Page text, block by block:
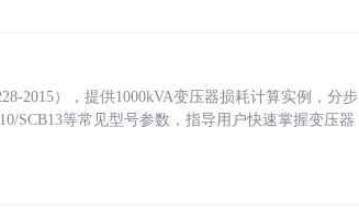
2015），提供1000kVA变压器损耗计算实例，分步
SCB13等常见型号参数，指导用户快速掌握变压器